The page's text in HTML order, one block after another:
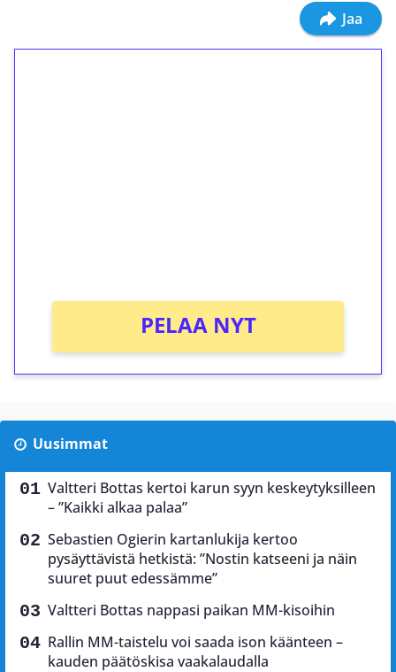
Jaa
PELAA NYT
Uusimmat
Valtteri Bottas kertoi karun syyn keskeytyksilleen
– ”Kaikki alkaa palaa”
Sebastien Ogierin kartanlukija kertoo
pysäyttävistä hetkistä: ”Nostin katseeni ja näin
suuret puut edessämme”
Valtteri Bottas nappasi paikan MM-kisoihin
Rallin MM-taistelu voi saada ison käänteen –
kauden päätöskisa vaakalaudalla